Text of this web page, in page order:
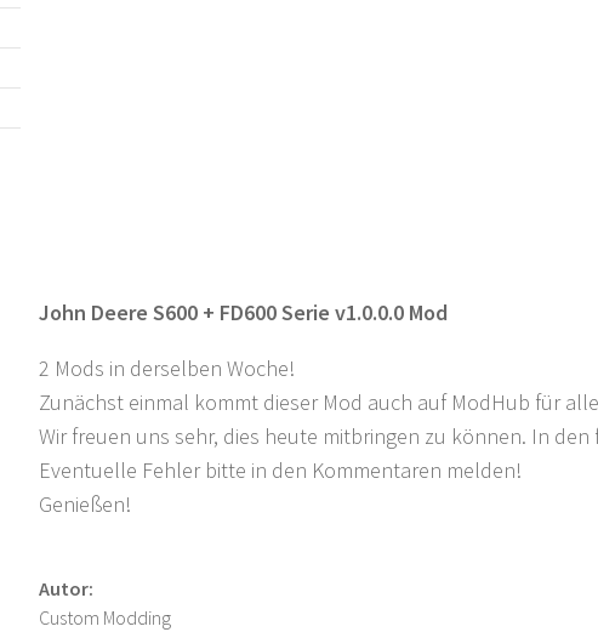
John Deere S600 + FD600 Serie v1.0.0.0 Mod
2 Mods in derselben Woche!
Zunächst einmal kommt dieser Mod auch auf ModHub für
Wir freuen uns sehr, dies heute mitbringen zu können. In
Eventuelle Fehler bitte in den Kommentaren melden!
Genießen!
Autor:
Custom Modding